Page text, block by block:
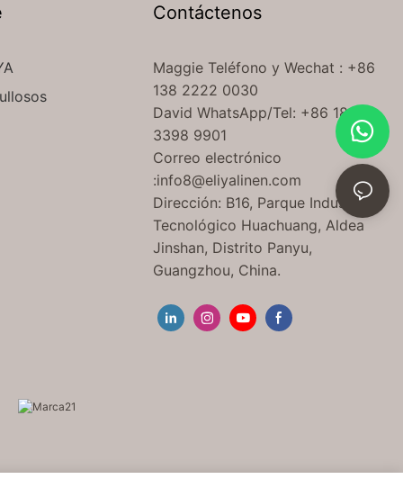
Contáctenos
Maggie Teléfonoy Wechat : +86
138 2222 0030
David WhatsApp/Tel: +86 189
3398 9901
Correo electrónico
:info8@eliyalinen.com
Dirección: B16, Parque Industrial
Tecnológico Huachuang, Aldea
Jinshan, Distrito Panyu,
Guangzhou, China.